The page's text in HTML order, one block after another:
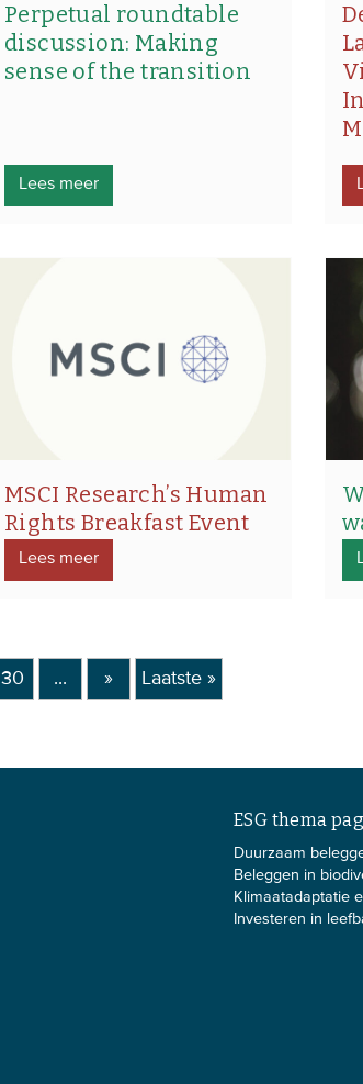
Perpetual roundtable
discussion: Making
sense of the transition
Lees meer
MSCI Research’s Human
Rights Breakfast Event
Lees meer
30 ... » Laatste »
ESG thema
Duurzaam
Beleggen in
Klimaatadaptatie
Investeren in